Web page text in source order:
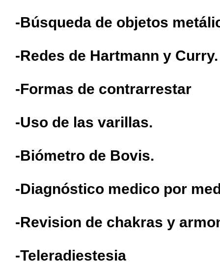
-Búsqueda de objetos
-Redes de Hartmann y Curry.
-Formas de contrarrestar
-Uso de las varillas.
-Biómetro de Bovis.
-Diagnóstico medico por
-Revision de chakras y
-Teleradiestesia